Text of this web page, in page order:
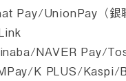
Pay/UnionPay（銀
NAVER Pay/
K PLUS/Kaspi/